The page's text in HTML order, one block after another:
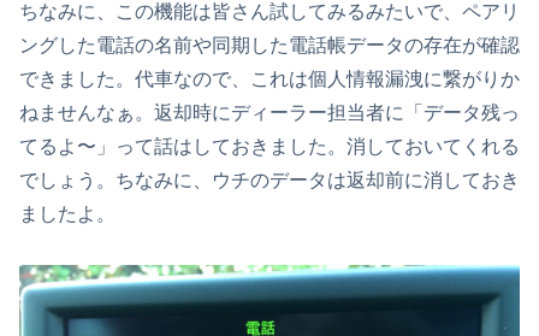
ちなみに、この機能は皆さん試してみるみたいで、ペアリ
ングした電話の名前や同期した電話帳データの存在が確認
できました。代車なので、これは個人情報漏洩に繋がりか
ねませんなぁ。返却時にディーラー担当者に「データ残っ
てるよ〜」って話はしておきました。消しておいてくれる
でしょう。ちなみに、ウチのデータは返却前に消しておき
ましたよ。